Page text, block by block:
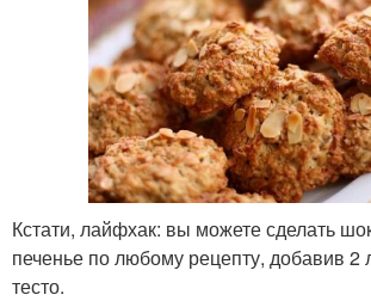
Кстати, лайфхак: вы можете сделать
печенье по любому рецепту, добавив 2
тесто.